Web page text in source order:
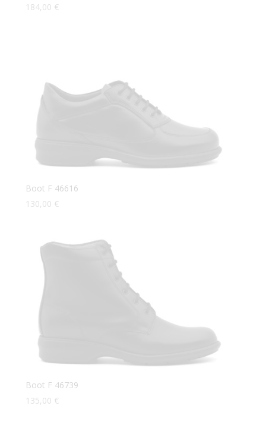
184,00 €
Boot F 46616
130,00 €
Boot F 46739
135,00 €